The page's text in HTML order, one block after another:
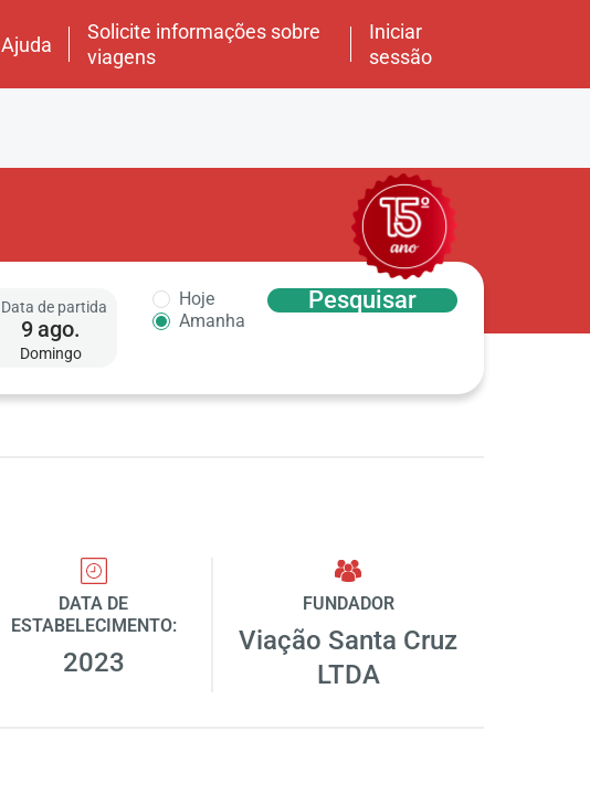
Ajuda
Solicite informações sobre
viagens
Iniciar
sessão
Data de partida
9ago.
Domingo
Hoje
Amanha
Pesquisar
DATA DE
ESTABELECIMENTO:
2023
FUNDADOR
Viação Santa Cruz
LTDA